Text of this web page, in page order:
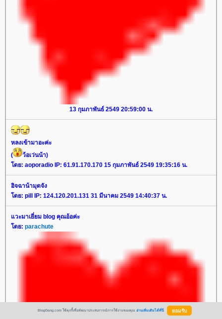
13 กุมภาพันธ์ 2549 20:59:00 น.
หลงเข้ามาอะค่ะ
(
ว้อเว่นน้า)
ดย: aoporadio IP: 61.91.170.170 15 กุมภาพันธ์ 2549 19:35:16 น.
อิจฉาน้ามุดจัง
ดย: pill IP: 124.120.201.131 31 มีนาคม 2549 14:40:37 น.
วะมาเยี่ยม blog คุณอ้อค่ะ
ดย: parachute
BlogGang.com ใช้คุกกี้เพื่อพัฒนาประสบการณ์การใช้งานของคุณ อ่านเพิ่มเติมได้ที่นี่